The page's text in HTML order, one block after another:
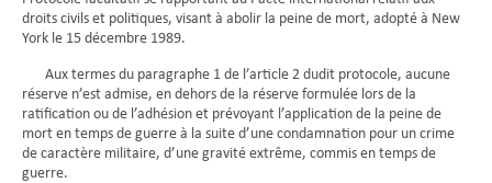
droits civils et politiques, visant à abolir la peine de mort, adopté à New
York le 15 décembre 1989.
Aux termes du paragraphe 1 de l’article 2 dudit protocole, aucune
réserve n’est admise, en dehors de la réserve formulée lors de la
ratification ou de l’adhésion et prévoyant l’application de la peine de
mort en temps de guerre à la suite d’une condamnation pour un crime
de caractère militaire, d’une gravité extrême, commis en temps de
guerre.